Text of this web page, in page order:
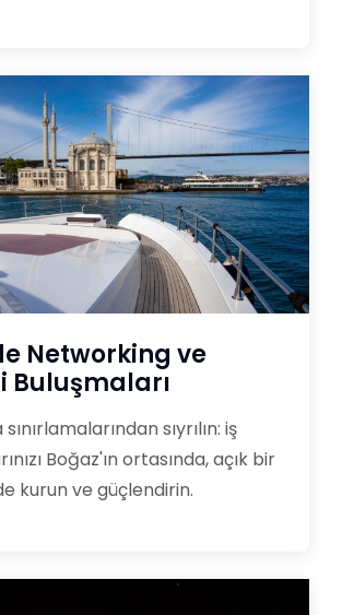
Networking ve
Buluşmaları
sıyrılın: iş
Boğaz'ın ortasında, açık bir
kurun ve güçlendirin.